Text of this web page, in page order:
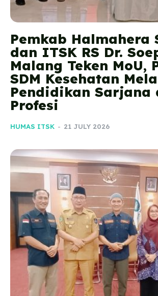
Pemkab Halmahera
dan ITSK RS Dr.
Malang Teken MoU,
SDM Kesehatan
Pendidikan Sarjana
Profesi
HUMAS ITSK - 21 JULY 2026